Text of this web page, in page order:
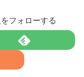
フォローする